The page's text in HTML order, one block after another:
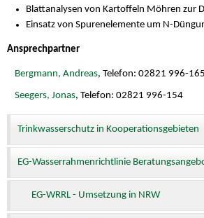
Blattanalysen von Kartoffeln Möhren zur
Einsatz von Spurenelemente um N-
Ansprechpartner
Bergmann, Andreas, Telefon: 02821 996-165
Seegers, Jonas, Telefon: 02821 996-154
Trinkwasserschutz in Kooperationsgebieten
EG-Wasserrahmenrichtlinie
EG-WRRL - Umsetzung in NRW